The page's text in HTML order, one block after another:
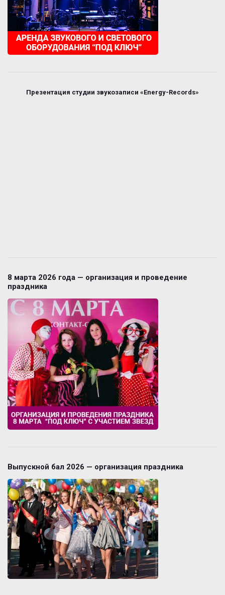
Презентация студии звукозаписи «Energy-Records»
8 марта 2026 года — организация и проведение
праздника
Выпускной бал 2026 — организация праздника